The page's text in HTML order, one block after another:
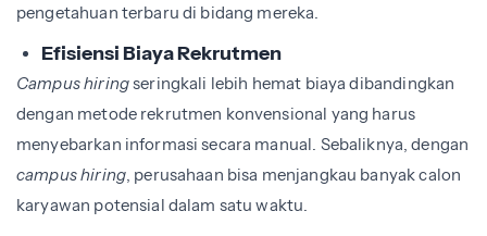
pengetahuan terbaru di bidang mereka.
Efisiensi Biaya Rekrutmen
Campus hiringseringkali lebih hemat biaya dibandingkan
dengan metode rekrutmen konvensional yang harus
menyebarkan informasi secara manual. Sebaliknya, dengan
campus hiring, perusahaan bisa menjangkau banyak calon
karyawan potensial dalam satu waktu.